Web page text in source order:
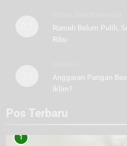
Rumah Belum Pulih,
Ribu
Anggaran Pangan
Iklim?
Pos Terbaru
1